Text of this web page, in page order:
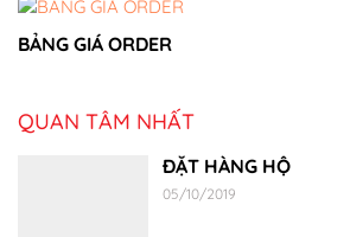
BẢNG GIÁ ORDER
QUAN TÂM NHẤT
ĐẶT HÀNG HỘ
05/10/2019